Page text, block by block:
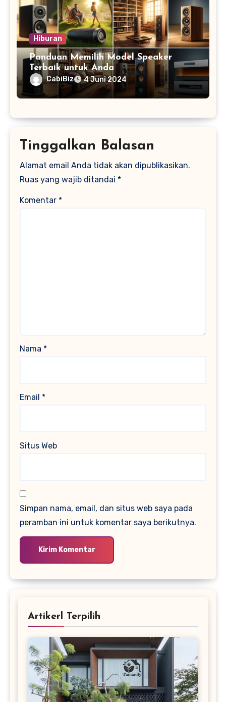
Hiburan
Panduan Memilih Model Speaker
Terbaik untuk Anda
CabiBiz 4 Juni 2024
Tinggalkan Balasan
Alamat email Anda tidak akan dipublikasikan.
Ruas yang wajib ditandai *
Komentar *
Nama *
Email *
Situs Web
Simpan nama, email, dan situs web saya pada
peramban ini untuk komentar saya berikutnya.
Artikerl Terpilih